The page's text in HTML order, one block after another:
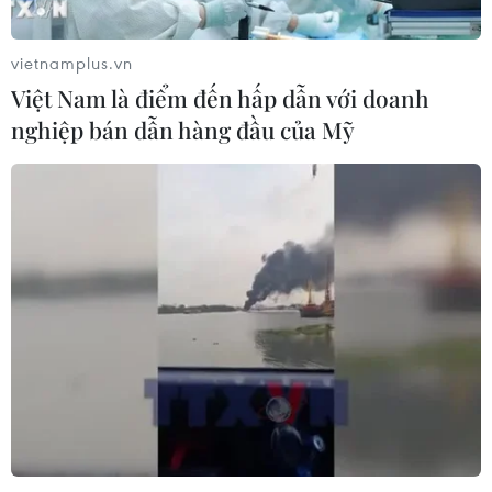
Khủng hoảng nắng nóng đẩy 34 tỉnh
của Pháp vào mức nguy cơ cháy
rừng cao
Thời tiết ngày 9/8: Bắc Bộ và Trung
Bộ ngày nắng nóng, Nam Bộ có mưa
08/08/2026 23:08
vietnamplus.vn
Việt Nam là điểm đến hấp dẫn với doanh
nghiệp bán dẫn hàng đầu của Mỹ